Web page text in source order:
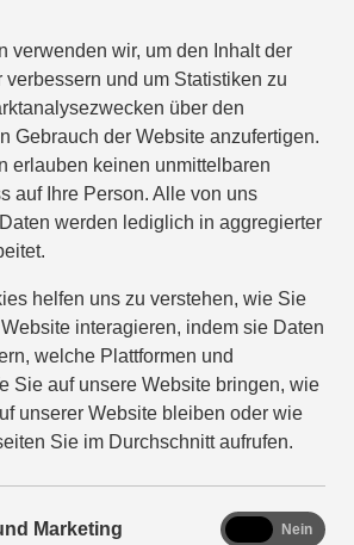
verwenden wir, um den Inhalt der
verbessern und um Statistiken zu
über den
Gebrauch der Website anzufertigen.
erlauben keinen unmittelbaren
auf Ihre Person. Alle von uns
werden lediglich in aggregierter
helfen uns zu verstehen, wie Sie
interagieren, indem sie Daten
welche Plattformen und
Sie auf unsere Website bringen, wie
unserer Website bleiben oder wie
Sie im Durchschnitt aufrufen.
Marketing
marketing
Nein
Sie zu